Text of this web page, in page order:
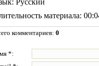
материала:
комментариев: 0
*: